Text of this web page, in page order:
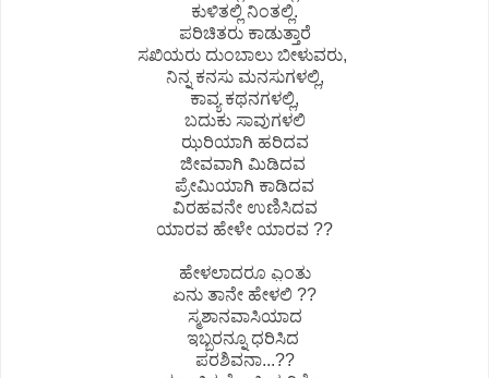
ಕುಳಿತಲ್ಲಿ ನಿಂತಲ್ಲಿ.
ಪರಿಚಿತರು ಕಾಡುತ್ತಾರೆ
ಸಖಿಯರು ದುಂಬಾಲು ಬೀಳುವರು,
ನಿನ್ನ ಕನಸು ಮನಸುಗಳಲ್ಲಿ,
ಕಾವ್ಯ ಕಥನಗಳಲ್ಲಿ,
ಬದುಕು ಸಾವುಗಳಲಿ
ಝರಿಯಾಗಿ ಹರಿದವ
ಜೀವವಾಗಿ ಮಿಡಿದವ
ಪ್ರೇಮಿಯಾಗಿ ಕಾಡಿದವ
ವಿರಹವನೇ ಉಣಿಸಿದವ
ಯಾರವ ಹೇಳೇ ಯಾರವ ??
ಹೇಳಲಾದರೂ ಎ಼ಂತು
ಏನು ತಾನೇ ಹೇಳಲಿ ??
ಸ್ಮಶಾನವಾಸಿಯಾದ
ಇಬ್ಬರನ್ನೂ ಧರಿಸಿದ
ಪರಶಿವನಾ...??